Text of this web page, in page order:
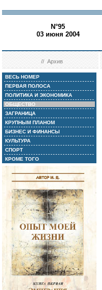
N°95
03 июня 2004
//Архив
ВЕСЬ НОМЕР
ПЕРВАЯ ПОЛОСА
ПОЛИТИКА И ЭКОНОМИКА
ОБЩЕСТВО
ЗАГРАНИЦА
КРУПНЫМ ПЛАНОМ
БИЗНЕС И ФИНАНСЫ
КУЛЬТУРА
СПОРТ
КРОМЕ ТОГО